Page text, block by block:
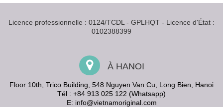
Licence professionnelle : 0124/TCDL - GPLHQT - Licence d'État :
0102388399
À HANOI
Floor 10th, Trico Building, 548 Nguyen Van Cu, Long Bien, Hanoi
Tél : +84 913 025 122 (Whatsapp)
E: info@vietnamoriginal.com